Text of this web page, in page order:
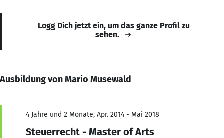
Logg Dich jetzt ein, um das ganze Profil zu
sehen.
Ausbildung von Mario Musewald
4 Jahre und 2 Monate, Apr. 2014 - Mai 2018
Steuerrecht - Master of Arts